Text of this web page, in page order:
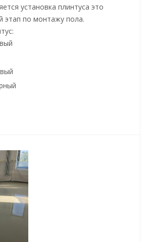
установка плинтуса это
этап по монтажу пола.